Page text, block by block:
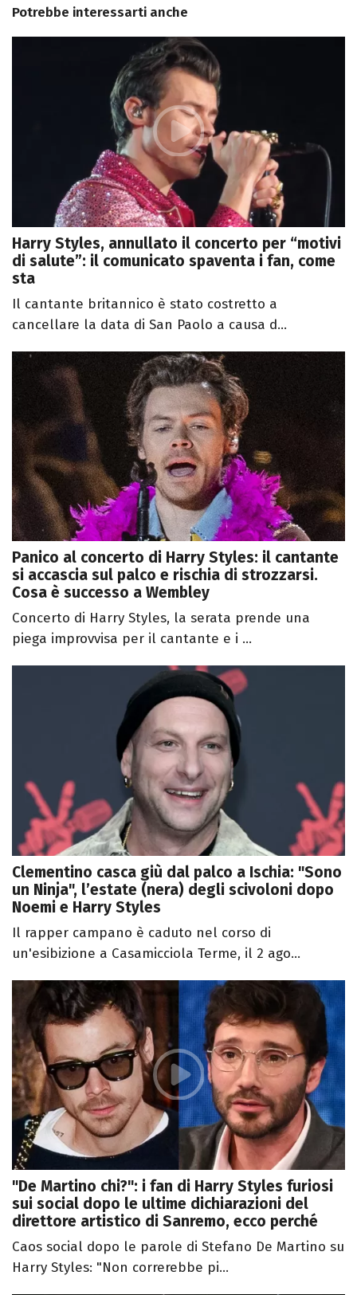
Potrebbe interessarti anche
Harry Styles, annullato il concerto per “motivi
di salute”: il comunicato spaventa i fan, come
sta
Il cantante britannico è stato costretto a
cancellare la data di San Paolo a causa d...
Panico al concerto di Harry Styles: il cantante
si accascia sul palco e rischia di strozzarsi.
Cosa è successo a Wembley
Concerto di Harry Styles, la serata prende una
piega improvvisa per il cantante e i ...
Clementino casca giù dal palco a Ischia: "Sono
un Ninja", l’estate (nera) degli scivoloni dopo
Noemi e Harry Styles
Il rapper campano è caduto nel corso di
un'esibizione a Casamicciola Terme, il 2 ago...
"De Martino chi?": i fan di Harry Styles furiosi
sui social dopo le ultime dichiarazioni del
direttore artistico di Sanremo, ecco perché
Caos social dopo le parole di Stefano De Martino su
Harry Styles: "Non correrebbe pi...